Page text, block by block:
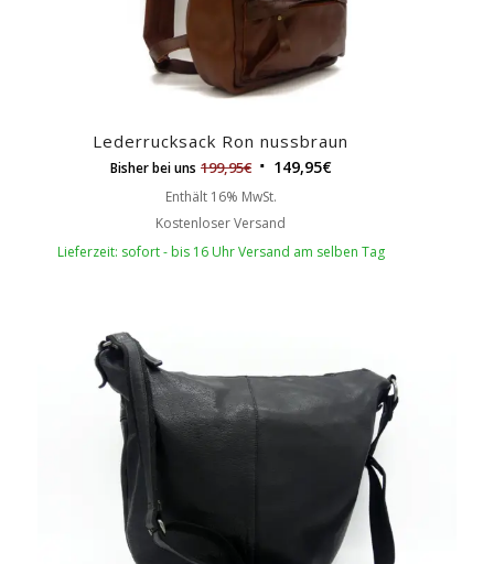
Lederrucksack Ron nussbraun
Bisher bei uns 199,95€ 149,95€
Enthält 16% MwSt.
Kostenloser Versand
Lieferzeit: sofort - bis 16 Uhr Versand am selben Tag